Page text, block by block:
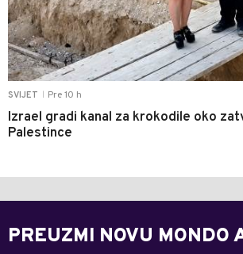
SVIJET Pre 10 h
Izrael gradi kanal za krokodile oko
Palestince
PREUZMI NOVU MONDO